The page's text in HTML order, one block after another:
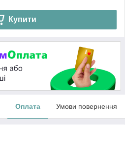
Купити
Оплата Умови повернення